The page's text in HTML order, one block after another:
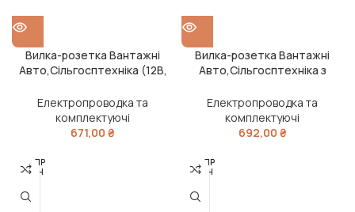
Вилка-розетка Вантажні
Авто,Сільгосптехніка (12В,
ПРЕМІУМ
Електропроводка та
комплектуючі
671,00 ₴
Вилка-розетка Вантажні
Авто,Сільгосптехніка з
Zn+Al,контакти ЛАТУНІ)
ПРЕМІУМ
Електропроводка та
комплектуючі
692,00 ₴
РОЗПР
ОДАН
РОЗПР
ОДАН